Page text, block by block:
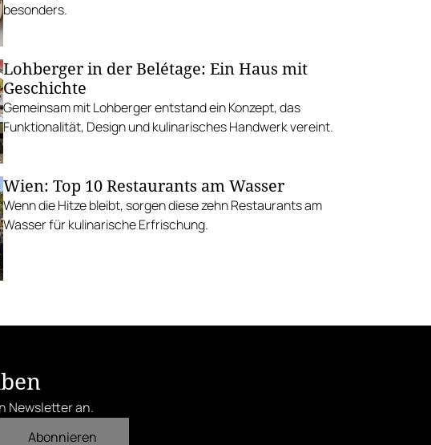
besonders.
Lohberger in der Belétage: Ein Haus mit
Geschichte
Gemeinsam mit Lohberger entstand ein Konzept, das
Funktionalität, Design und kulinarisches Handwerk vereint.
Wien: Top 10 Restaurants am Wasser
Wenn die Hitze bleibt, sorgen diese zehn Restaurants am
Wasser für kulinarische Erfrischung.
Newsletter an.
Abonnieren